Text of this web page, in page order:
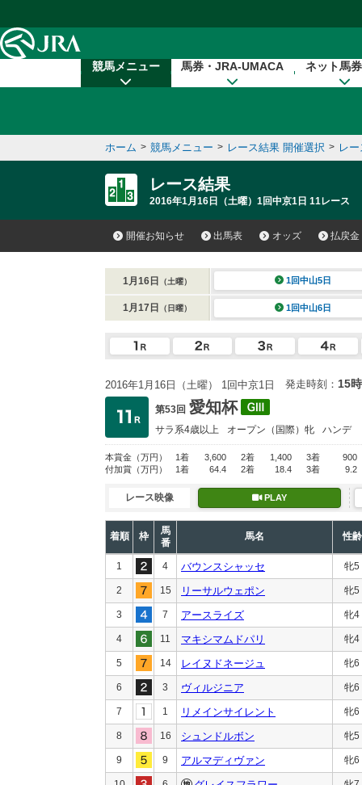
競馬メニュー 馬券・JRA-UMACA ネット馬
ホーム > 競馬メニュー > レース結果 開催選択 > レ
レース結果
2016年1月16日（土曜）1回中京1日 11レース
開催お知らせ 出馬表 オッズ 払戻金
1月16日 （土曜） 1回中山5日
1月17日 （日曜） 1回中山6日
2016年1月16日（土曜） 1回中京1日 発走時刻： 15
第53回 愛知杯
サラ系4歳以上 オープン （国際）牝 ハンデ
本賞金 （万円） 1着 3,600 2着 1,400 3着
900
付加賞 （万円） 1着 64.4 2着 18.4 3着 9.2
レース映像 PLAY
着順 枠
馬
番
馬名 性齢
1 4 バウンスシャッセ 牝5
2 15 リーサルウェポン 牝5
3 7 アースライズ 牝4
4 11 マキシマムドパリ 牝4
5 14 レイヌドネージュ 牝6
6 3 ヴィルジニア 牝6
7 1 リメインサイレント 牝6
8 16 シュンドルボン 牝5
9 9 アルマディヴァン 牝6